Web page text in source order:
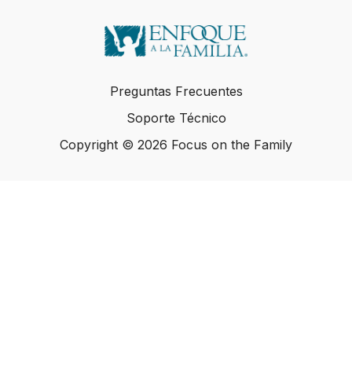
Preguntas Frecuentes
Soporte Técnico
Copyright © 2026 Focus on the Family